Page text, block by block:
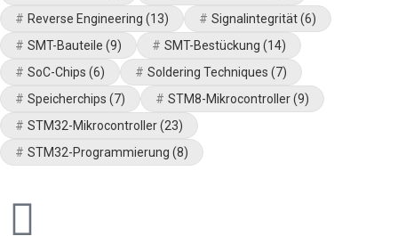
Reverse Engineering (13) Signalintegrität(6)
SMT-Bauteile (9) SMT-Bestückung (14)
SoC-Chips (6) Soldering Techniques (7)
Speicherchips (7) STM8-Mikrocontroller(9)
STM32-Mikrocontroller(23)
STM32-Programmierung (8)